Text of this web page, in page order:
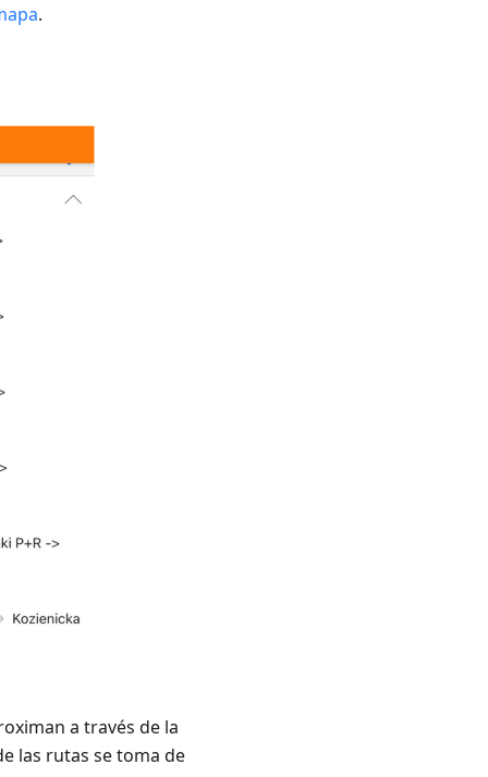
.
a través de la
las rutas se toma de